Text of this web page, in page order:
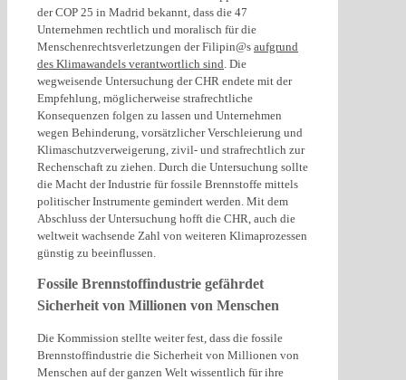
der COP 25 in Madrid bekannt, dass die 47
Unternehmen rechtlich und moralisch für die
Menschenrechtsverletzungen der Filipin@s aufgrund
des Klimawandels verantwortlich sind. Die
wegweisende Untersuchung der CHR endete mit der
Empfehlung, möglicherweise strafrechtliche
Konsequenzen folgen zu lassen und Unternehmen
wegen Behinderung, vorsätzlicher Verschleierung und
Klimaschutzverweigerung, zivil- und strafrechtlich zur
Rechenschaft zu ziehen. Durch die Untersuchung sollte
die Macht der Industrie für fossile Brennstoffe mittels
politischer Instrumente gemindert werden. Mit dem
Abschluss der Untersuchung hofft die CHR, auch die
weltweit wachsende Zahl von weiteren Klimaprozessen
günstig zu beeinflussen.
Fossile Brennstoffindustrie gefährdet
Sicherheit von Millionen von Menschen
Die Kommission stellte weiter fest, dass die fossile
Brennstoffindustrie die Sicherheit von Millionen von
Menschen auf der ganzen Welt wissentlich für ihre